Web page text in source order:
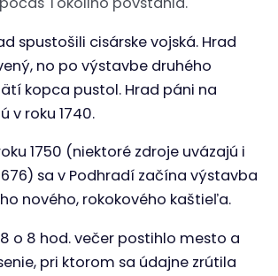
spustošili cisárske vojská. Hrad
no po výstavbe druhého
kopca pustol. Hrad páni na
v roku 1740.
1750 (niektoré zdroje uvázajú i
sa v Podhradí začína výstavba
nového, rokokového kaštieľa.
o 8 hod. večer postihlo mesto a
pri ktorom sa údajne zrútila